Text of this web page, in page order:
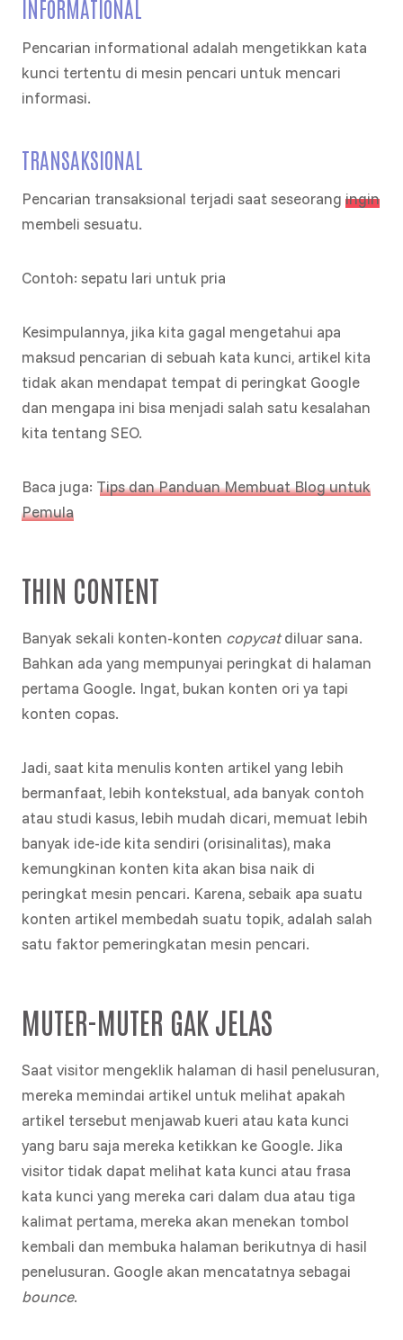
INFORMATIONAL
Pencarian informational adalah mengetikkan kata
kunci tertentu di mesin pencari untuk mencari
informasi.
TRANSAKSIONAL
Pencarian transaksional terjadi saat seseorang ingin
membeli sesuatu.
Contoh: sepatu lari untuk pria
Kesimpulannya, jika kita gagal mengetahui apa
maksud pencarian di sebuah kata kunci, artikel kita
tidak akan mendapat tempat di peringkat Google
dan mengapa ini bisa menjadi salah satu kesalahan
kita tentang SEO.
Baca juga: Tips dan Panduan Membuat Blog untuk
Pemula
THIN CONTENT
Banyak sekali konten-konten copycatdiluar sana.
Bahkan ada yang mempunyai peringkat di halaman
pertama Google. Ingat, bukan konten ori ya tapi
konten copas.
Jadi, saat kita menulis konten artikel yang lebih
bermanfaat, lebih kontekstual, ada banyak contoh
atau studi kasus, lebih mudah dicari, memuat lebih
banyak ide-ide kita sendiri (orisinalitas), maka
kemungkinan konten kita akan bisa naik di
peringkat mesin pencari. Karena, sebaik apa suatu
konten artikel membedah suatu topik, adalah salah
satu faktor pemeringkatan mesin pencari.
MUTER-MUTER GAK JELAS
Saat visitor mengeklik halaman di hasil penelusuran,
mereka memindai artikel untuk melihat apakah
artikel tersebut menjawab kueri atau kata kunci
yang baru saja mereka ketikkan ke Google. Jika
visitor tidak dapat melihat kata kunci atau frasa
kata kunci yang mereka cari dalam dua atau tiga
kalimat pertama, mereka akan menekan tombol
kembali dan membuka halaman berikutnya di hasil
penelusuran. Google akan mencatatnya sebagai
bounce.